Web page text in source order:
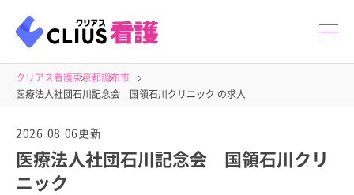
クリアス看護東京都調布市
医療法人社団石川記念会 国領石川クリニック の求人
2026.08.06更新
医療法人社団石川記念会 国領石川クリ
ニック